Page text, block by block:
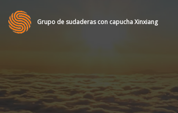
Grupo de sudaderas con capucha Xinxiang